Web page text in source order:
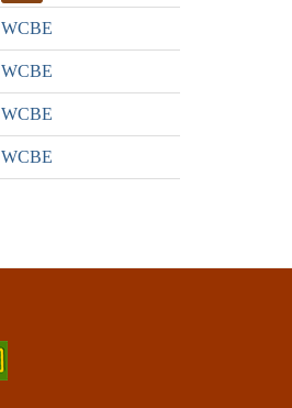
WCBE
WCBE
WCBE
WCBE